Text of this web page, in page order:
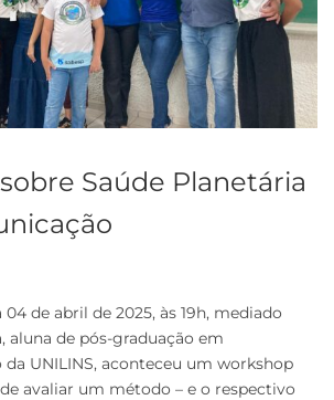
Saúde Planetária
04 de abril de 2025, às 19h, mediado
aluna de pós-graduação em
UNILINS, aconteceu um workshop
avaliar um método – e o respectivo